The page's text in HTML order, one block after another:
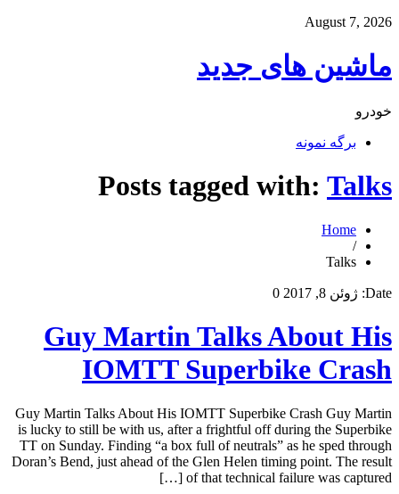
August 7, 2026
ماشین های جدید
خودرو
برگه نمونه
Posts tagged with: Talks
Home
/
Talks
Date: ژوئن 8, 2017 0
Guy Martin Talks About His
IOMTT Superbike Crash
Guy Martin Talks About His IOMTT Superbike Crash Guy Martin
is lucky to still be with us, after a frightful off during the Superbike
TT on Sunday. Finding “a box full of neutrals” as he sped through
Doran’s Bend, just ahead of the Glen Helen timing point. The result
of that technical failure was captured […]